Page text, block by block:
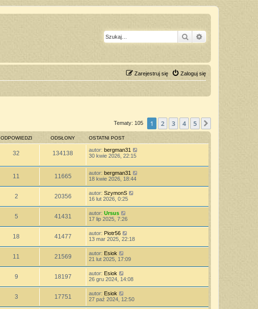
Szukaj
Zaloguj się
Zarejestruj się
Tematy: 105 1 2 3 4 5
ODPOWIEDZI ODSŁONY OSTATNI POST
32 134138 autor: bergman31
30 kwie 2026, 22:15
11 11665 autor: bergman31
18 kwie 2026, 18:44
2 20356 autor: SzymonS
16 lut 2026, 0:25
5 41431 autor: Ursus
17 lip 2025, 7:26
18 41477 autor: Piotr56
13 mar 2025, 22:18
11 21569 autor: Esiok
21 lut 2025, 17:09
9 18197 autor: Esiok
26 gru 2024, 14:08
3 17751 autor: Esiok
27 paź 2024, 12:50